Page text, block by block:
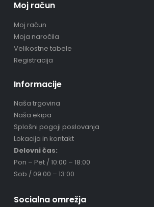
Moj račun
Moj račun
Moja naročila
Velikostne tabele
Registracija
Informacije
Naša trgovina
Naša ekipa
Splošni pogoji poslovanja
Lokacija in kontakt
Delovni čas:
Pon – Pet / 10:00 – 18:00
Sob / 09:00 – 13:00
Socialna omrežja